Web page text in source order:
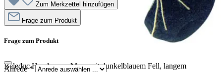
Beleduc Handpuppe Maus mit dunkelblauem Fell, langem
Zum Merkzettel hinzufügen
Frage zum Produkt
Frage zum Produkt
Anrede*